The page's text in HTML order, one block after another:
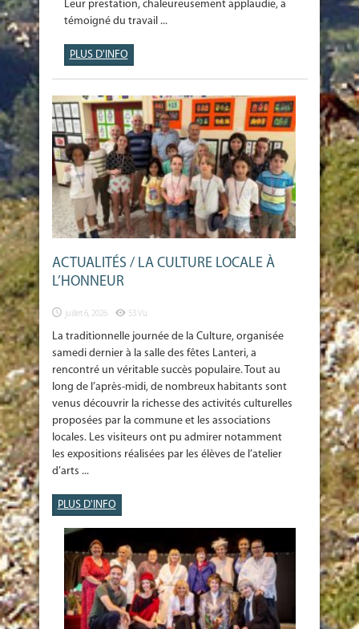
Leur prestation, chaleureusement applaudie, a
témoigné du travail ...
PLUS D'INFO
ACTUALITÉS / LA CULTURE LOCALE À
L’HONNEUR
juillet 6, 2026 53 Vu
La traditionnelle journée de la Culture, organisée
samedi dernier à la salle des fêtes Lanteri, a
rencontré un véritable succès populaire. Tout au
long de l’après-midi, de nombreux habitants sont
venus découvrir la richesse des activités culturelles
proposées par la commune et les associations
locales. Les visiteurs ont pu admirer notamment
les expositions réalisées par les élèves de l’atelier
d’arts ...
PLUS D'INFO